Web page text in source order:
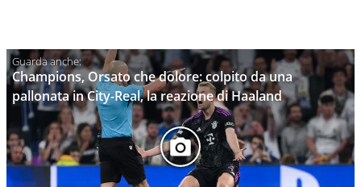
Champions, Orsato che dolore: colpito da una
pallonata in City-Real, la reazione di Haaland